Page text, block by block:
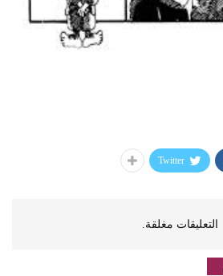
Twitter
التعليقات مغلقة.